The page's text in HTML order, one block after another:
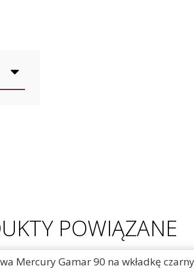
POWIĄZANE
Mercury Gamar 90 na wkładkę czarny